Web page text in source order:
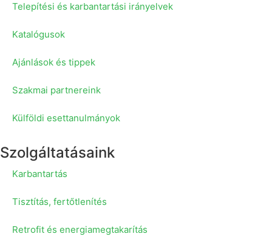
Telepítési és karbantartási irányelvek
Katalógusok
Ajánlások és tippek
Szakmai partnereink
Külföldi esettanulmányok
Szolgáltatásaink
Karbantartás
Tisztítás, fertőtlenítés
Retrofit és energiamegtakarítás